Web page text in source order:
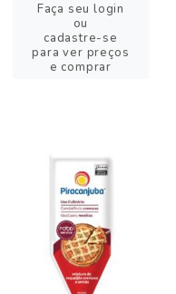
Faça seu login
ou
cadastre-se
para ver preços
e comprar